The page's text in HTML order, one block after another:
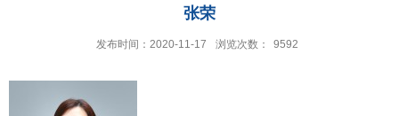
张荣
发布时间：2020-11-17 浏览次数： 9592